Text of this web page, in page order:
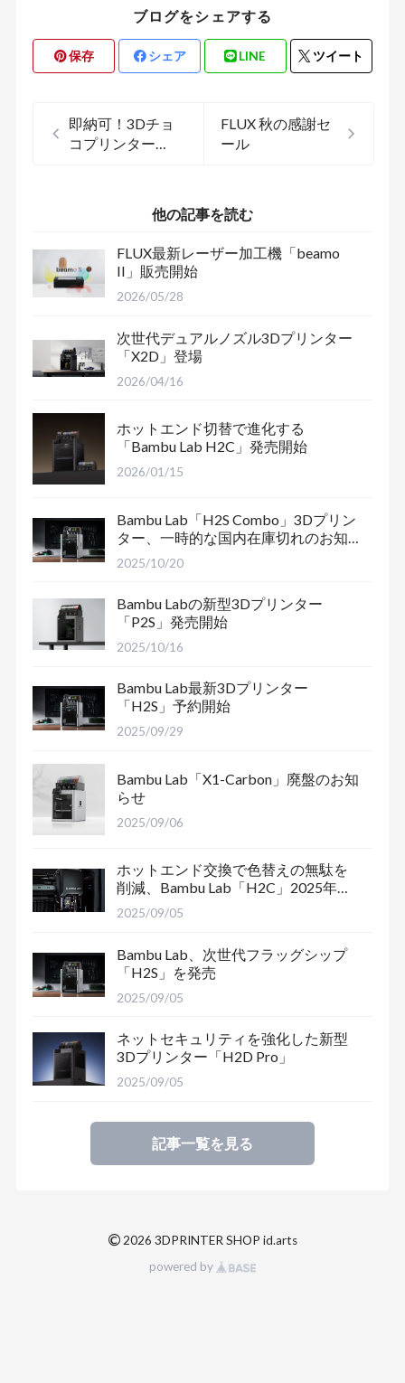
ブログをシェアする
保存 シェア LINE ツイート
即納可！3Dチョ
コプリンター
用チョコレート材
FLUX 秋の感謝セ
ール
他の記事を読む
FLUX最新レーザー加工機「beamo
II」販売開始
2026/05/28
次世代デュアルノズル3Dプリンター
「X2D」登場
2026/04/16
ホットエンド切替で進化する
「Bambu Lab H2C」発売開始
2026/01/15
Bambu Lab「H2S Combo」3Dプリン
ター、一時的な国内在庫切れのお知
らせ
2025/10/20
Bambu Labの新型3Dプリンター
「P2S」発売開始
2025/10/16
Bambu Lab最新3Dプリンター
「H2S」予約開始
2025/09/29
Bambu Lab「X1-Carbon」廃盤のお知
らせ
2025/09/06
ホットエンド交換で色替えの無駄を
削減、Bambu Lab「H2C」2025年末
出荷予定
2025/09/05
Bambu Lab、次世代フラッグシップ
「H2S」を発売
2025/09/05
ネットセキュリティを強化した新型
3Dプリンター「H2D Pro」
2025/09/05
記事一覧を見る
© 2026 3DPRINTER SHOP id.arts
powered by